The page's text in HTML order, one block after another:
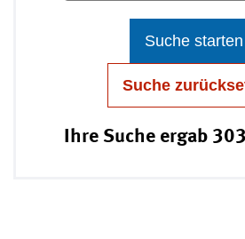
Suche starten
Suche
Ihre Suche ergab